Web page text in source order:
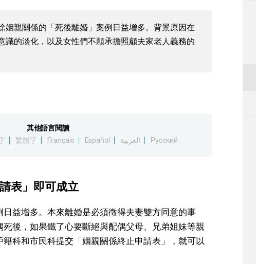
姻親關係的「死後離婚」案例日益增多。背景原因在
識的淡化，以及女性們不願承擔照顧夫家老人義務的
其他語言閱讀
繁體字 Français Español العربية Русский
表」即可成立
益增多。本來離婚是必須徵得夫妻雙方同意的事
後，如果鐵了心要斷絕與配偶父母、兄弟姐妹等親
科和市民科提交「姻親關係終止申請表」，就可以